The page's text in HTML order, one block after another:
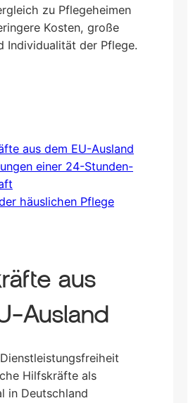
zu Pflegeheimen
Kosten, große
Individualität der Pflege.
aus dem EU-Ausland
einer 24-Stunden-
häuslichen Pflege
aus
Ausland
Hilfskräfte als
in Deutschland